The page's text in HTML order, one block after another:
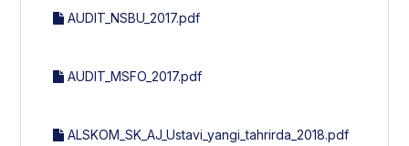
AUDIT_NSBU_2017.pdf
AUDIT_MSFO_2017.pdf
ALSKOM_SK_AJ_Ustavi_yangi_tahrirda_2018.pdf